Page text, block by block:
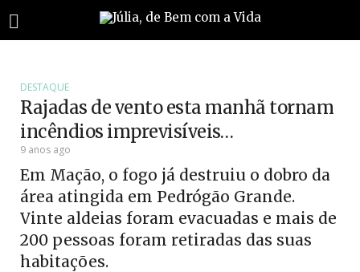
DESTAQUE
Rajadas de vento esta manhã tornam
incêndios imprevisíveis…
9 anos ago
Em Mação, o fogo já destruiu o dobro da
área atingida em Pedrógão Grande.
Vinte aldeias foram evacuadas e mais de
200 pessoas foram retiradas das suas
habitações.